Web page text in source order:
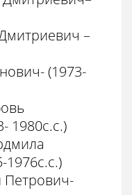
–
(1973-
1980с.с.)
Петрович-